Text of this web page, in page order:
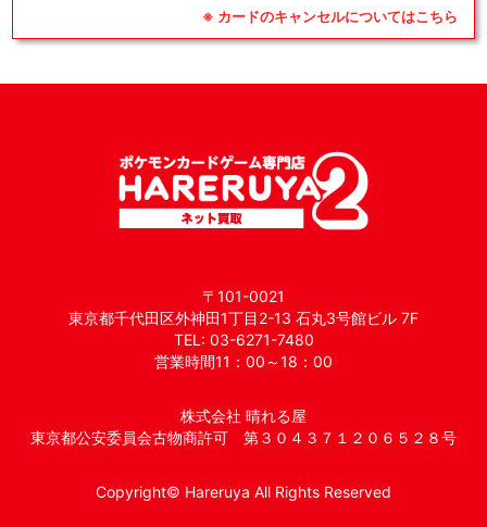
※ カードのキャンセルについてはこちら
〒101-0021
東京都千代田区外神田1丁目2-13 石丸3号館ビル 7F
TEL: 03-6271-7480
営業時間11：00～18：00
株式会社 晴れる屋
東京都公安委員会古物商許可 第３０４３７１２０６５２８号
Copyright© Hareruya All Rights Reserved